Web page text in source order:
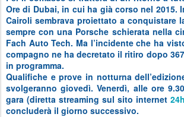
Ore di Dubai, in cui ha già corso nel 2015.
Cairoli sembrava proiettato a conquistare
sempre con una Porsche schierata nella
Fach Auto Tech. Ma l’incidente che ha
compagno ne ha decretato il ritiro dopo
in programma.
Qualifiche e prove in notturna
svolgeranno giovedì. Venerdì, alle ore
gara (diretta streaming sul sito internet
concluderà il giorno successivo.